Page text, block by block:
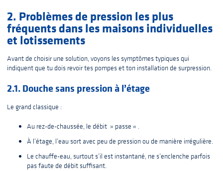
2. Problèmes de pression les plus
fréquents dans les maisons individuelles
et lotissements
Avant de choisir une solution, voyons les symptômes typiques qui
indiquent que tu dois revoir tes pompes et ton installation de surpression.
2.1. Douche sans pression à l’étage
Le grand classique :
Au rez-de-chaussée, le débit » passe « .
À l’étage, l’eau sort avec peu de pression ou de manière irrégulière.
Le chauffe-eau, surtout s’il est instantané, ne s’enclenche parfois
pas faute de débit suffisant.